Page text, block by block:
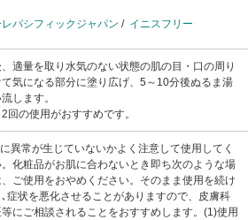
パシフィックジャパン / イニスフリー
適量を取り水気のない状態の肌の目・口の周り
て気になる部分に塗り広げ、5～10分後ぬるま湯
します。
回の使用がおすすめです。
異常が生じていないかよく注意して使用してく
化粧品がお肌に合わないとき即ち次のような場
ご使用をおやめください。そのまま使用を続け
､症状を悪化させることがありますので、皮膚科
にご相談されることをおすすめします。(1)使用